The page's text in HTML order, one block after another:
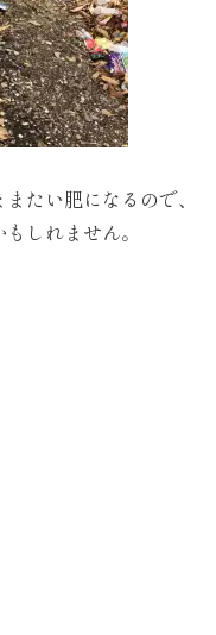
たい肥になるので、
しれません。